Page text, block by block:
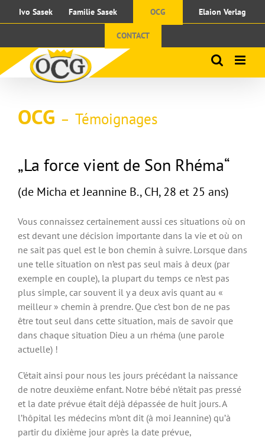
Passer
au
Ivo Sasek Familie Sasek OCG Elaion Verlag
CONTACT
OCG – Témoignages
„La force vient de Son Rhéma“
(de Micha et Jeannine B., CH, 28 et 25 ans)
Vous connaissez certainement aussi ces situations où on
est devant une décision importante dans la vie et où on
ne sait pas quel est le bon chemin à suivre. Lorsque dans
une telle situation on n’est pas seul mais à deux (par
exemple en couple), la plupart du temps ce n’est pas
plus simple, car souvent il y a deux avis quant au «
meilleur » chemin à prendre. Que c’est bon de ne pas
être tout seul dans cette situation, mais de savoir que
dans chaque situation Dieu a un rhéma (une parole
actuelle) !
C’était ainsi pour nous les jours précédant la naissance
de notre deuxième enfant. Notre bébé n’était pas pressé
et la date prévue était déjà dépassée de huit jours. A
l’hôpital les médecins m’ont dit (à moi Jeannine) qu’à
partir du dixième jour après la date prévue,